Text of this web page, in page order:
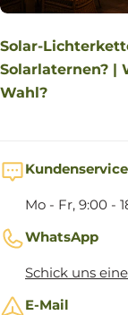
Solar-
Solarlaternen? |
Wahl?
Kundenservice
Mo - Fr, 9:00 -
WhatsApp
Schick uns
E-Mail